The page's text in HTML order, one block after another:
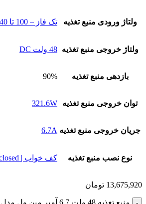
ولتاژ ورودی منبع تغذیه تک فاز – 100 تا 240 ولت AC
ولتاژ خروجی منبع تغذیه 48 ولت DC
بازدهی منبع تغذیه 90%
توان خروجی منبع تغذیه 321.6W
جریان خروجی منبع تغذیه 6.7A
نوع نصب منبع تغذیه کف خواب | Enclosed
13,675,920 تومان